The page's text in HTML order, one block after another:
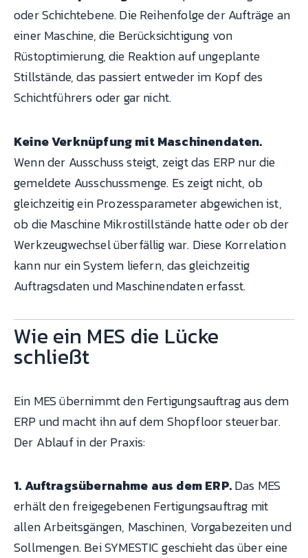
oder Schichtebene. Die Reihenfolge der Aufträge an
einer Maschine, die Berücksichtigung von
Rüstoptimierung, die Reaktion auf ungeplante
Stillstände, das passiert entweder im Kopf des
Schichtführers oder gar nicht.
Keine Verknüpfung mit Maschinendaten.
Wenn der Ausschuss steigt, zeigt das ERP nur die
gemeldete Ausschussmenge. Es zeigt nicht, ob
gleichzeitig ein Prozessparameter abgewichen ist,
ob die Maschine Mikrostillstände hatte oder ob der
Werkzeugwechsel überfällig war. Diese Korrelation
kann nur ein System liefern, das gleichzeitig
Auftragsdaten und Maschinendaten erfasst.
Wie ein MES die Lücke
schließt
Ein MES übernimmt den Fertigungsauftrag aus dem
ERP und macht ihn auf dem Shopfloor steuerbar.
Der Ablauf in der Praxis:
1. Auftragsübernahme aus dem ERP.Das MES
erhält den freigegebenen Fertigungsauftrag mit
allen Arbeitsgängen, Maschinen, Vorgabezeiten und
Sollmengen. Bei SYMESTIC geschieht das über eine